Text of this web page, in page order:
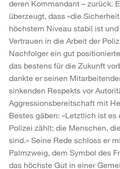
deren Komman­dant – zurück.
überzeugt, dass «die
höchstem Niveau stabil ist
Vertrauen in die Arbeit der
Nachfolger ein gut
das bestens für die Zukunft
dankte er seinen
sinkenden Respekts vor
Aggressionsbereitschaft mit
Bestes gäben: «Letztlich ist es
Polizei zählt; die Menschen,
sind.» Seine Rede schloss er
Palmzweig, dem Symbol des
das höchste Gut in einer